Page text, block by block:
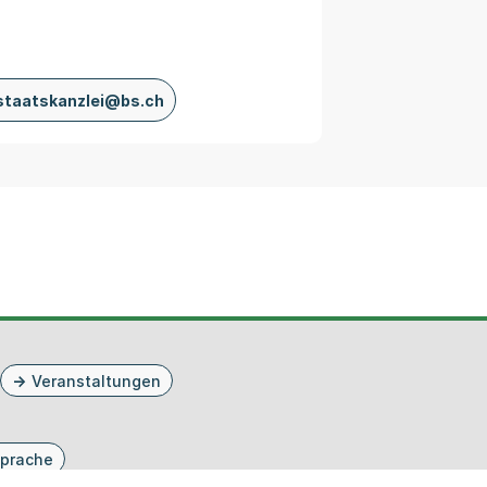
Veranstaltungen